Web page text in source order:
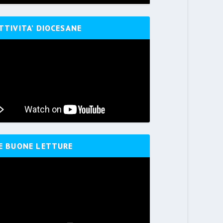
DIOCESANE
BUONE LETTURE